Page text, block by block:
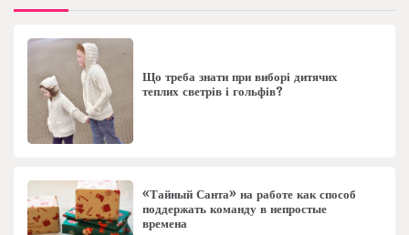
Що треба знати при виборі дитячих
теплих светрів і гольфів?
«Тайный Санта» на работе как способ
поддержать команду в непростые
времена